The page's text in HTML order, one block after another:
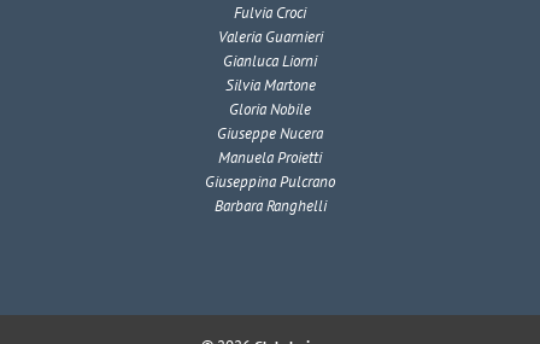
Fulvia Croci
Valeria Guarnieri
Gianluca Liorni
Silvia Martone
Gloria Nobile
Giuseppe Nucera
Manuela Proietti
Giuseppina Pulcrano
Barbara Ranghelli